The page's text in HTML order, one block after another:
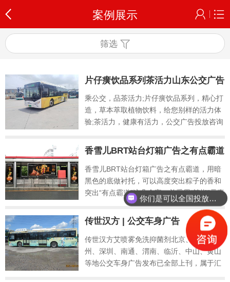
案例展示
筛选
片仔癀饮品系列茶活力山东公交广告
乘公交，品茶活力;片仔癀饮品系列，精心打
造，草本萃取植物饮料，给您别样的活力体
验;茶活力，健康有活力，公交广告投放咨询
香雪儿BRT站台灯箱广告之有点霸道
香雪儿BRT站台灯箱广告之有点霸道，用暗
黑色的底做衬托，可以高度突出粽子的香和
突出“有点霸道”这几个字，并采用“辣椒”元素
代替文字笔画，与整个文字融为一体，突出
表现川粽“霸道辣”的特点，引出“川粽”两个大
字。
传世汉方 | 公交车身广告
传世汉方艾喷雾免洗抑菌剂北京、上海、广
州、深圳、南通、渭南、临沂、中山、黄山
等地公交车身广告发布已全部上刊，属于汇
你们是可以全国投放吗？